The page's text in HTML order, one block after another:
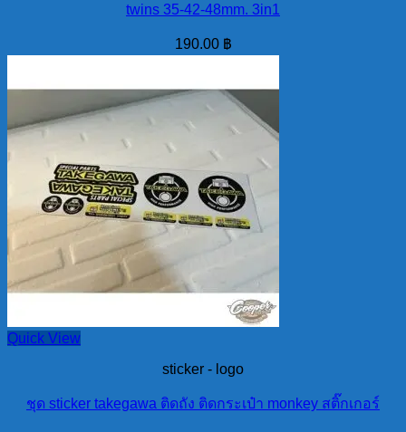
twins 35-42-48mm. 3in1
190.00 ฿
Quick View
sticker - logo
ชุด sticker takegawa ติดถัง ติดกระเป๋า monkey สติ๊กเกอร์